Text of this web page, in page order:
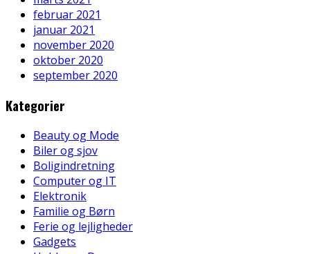
februar 2021
januar 2021
november 2020
oktober 2020
september 2020
Kategorier
Beauty og Mode
Biler og sjov
Boligindretning
Computer og IT
Elektronik
Familie og Børn
Ferie og lejligheder
Gadgets